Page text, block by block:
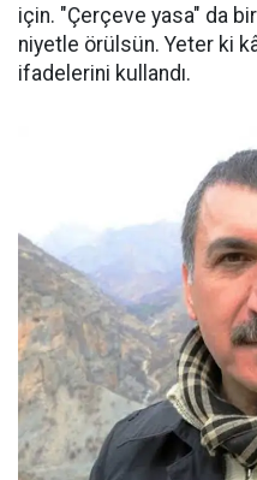
için. "Çerçeve yasa" da
niyetle örülsün. Yeter ki
ifadelerini kullandı.